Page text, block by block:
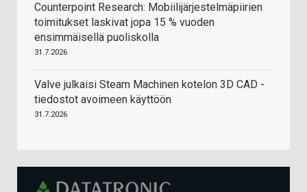
Counterpoint Research: Mobiilijärjestelmäpiirien
toimitukset laskivat jopa 15 % vuoden
ensimmäisellä puoliskolla
31.7.2026
Valve julkaisi Steam Machinen kotelon 3D CAD -
tiedostot avoimeen käyttöön
31.7.2026